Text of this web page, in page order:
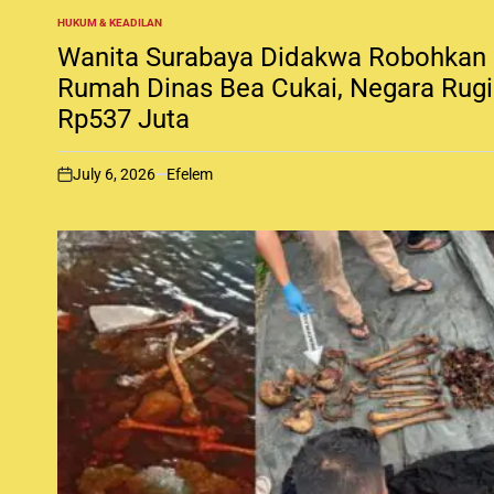
P
O
S
T
E
D
HUKUM & KEADILAN
Wanita Surabaya Didakwa Robohkan
Rumah Dinas Bea Cukai, Negara Rugi
Rp537 Juta
o
July 6, 2026 Efelem